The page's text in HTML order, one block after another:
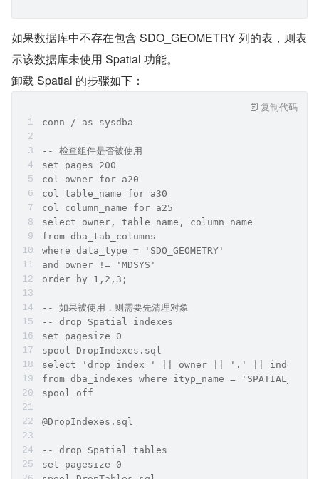
如果数据库中不存在包含 SDO_GEOMETRY 列的表，则表
示该数据库未使用 Spatial 功能。
卸载 Spatial 的步骤如下：
conn / as sysdba
-- 检查组件是否被使用
set pages 200
col owner for a20
col table_name for a30
col column_name for a25
select owner, table_name, column_name
from dba_tab_columns
where data_type = 'SDO_GEOMETRY'
and owner != 'MDSYS'
order by 1,2,3;
-- 如果被使用，则需要先清理对象
-- drop Spatial indexes
set pagesize 0
spool DropIndexes.sql
select 'drop index ' || owner || '.' ||
from dba_indexes where ityp_name =
spool off
@DropIndexes.sql
-- drop Spatial tables
set pagesize 0
复制代码